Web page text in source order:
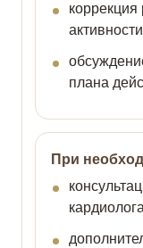
плана
При